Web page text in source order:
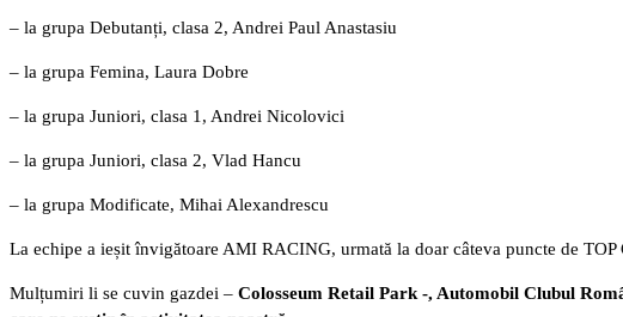
– la grupa Debutanți, clasa 2, Andrei Paul Anastasiu
– la grupa Femina, Laura Dobre
– la grupa Juniori, clasa 1, Andrei Nicolovici
– la grupa Juniori, clasa 2, Vlad Hancu
– la grupa Modificate, Mihai Alexandrescu
La echipe a ieșit învigătoare AMI RACING, urmată la doar câteva puncte de
Mulțumiri li se cuvin gazdei – Colosseum Retail Park -, Automobil Clubul Rom